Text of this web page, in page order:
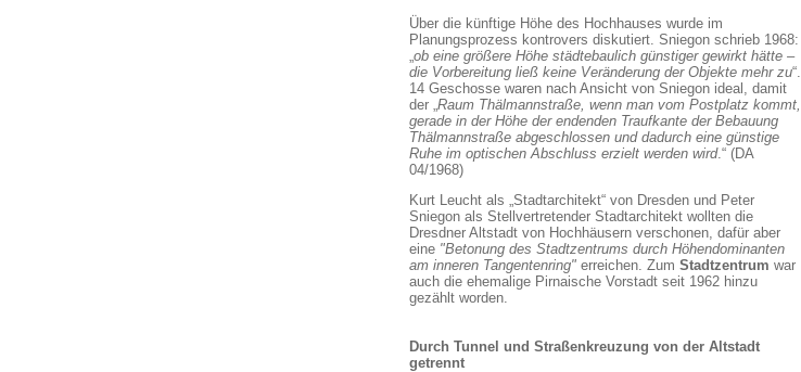
Über die künftige Höhe des Hochhauses wurde im
Planungsprozess kontrovers diskutiert. Sniegon schrieb 1968:
„ob eine größere Höhe städtebaulich günstiger gewirkt hätte –
die Vorbereitung ließ keine Veränderung der Objekte mehr zu“.
14 Geschosse waren nach Ansicht von Sniegon ideal, damit
der „Raum Thälmannstraße, wenn man vom Postplatz kommt,
gerade in der Höhe der endenden Traufkante der Bebauung
Thälmannstraße abgeschlossen und dadurch eine günstige
Ruhe im optischen Abschluss erzielt werden wird.“ (DA
04/1968)
Kurt Leucht als „Stadtarchitekt“ von Dresden und Peter
Sniegon als Stellvertretender Stadtarchitekt wollten die
Dresdner Altstadt von Hochhäusern verschonen, dafür aber
eine "Betonung des Stadtzentrums durch Höhendominanten
am inneren Tangentenring" erreichen. Zum Stadtzentrum war
auch die ehemalige Pirnaische Vorstadt seit 1962 hinzu
gezählt worden.
Durch Tunnel und Straßenkreuzung von der Altstadt
getrennt